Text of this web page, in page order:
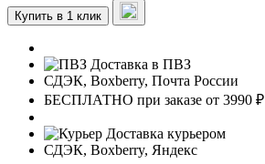
Купить в 1 клик
Доставка в ПВЗ
СДЭК, Boxberry, Почта России
БЕСПЛАТНО при заказе от 3990 ₽
Доставка курьером
СДЭК, Boxberry, Яндекс